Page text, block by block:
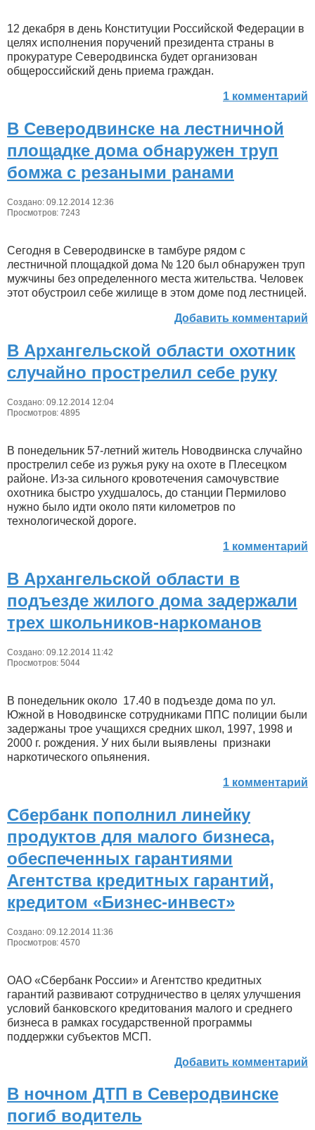
12 декабря в день Конституции Российской Федерации в
целях исполнения поручений президента страны в
прокуратуре Северодвинска будет организован
общероссийский день приема граждан.
1 комментарий
В Северодвинске на лестничной
площадке дома обнаружен труп
бомжа с резаными ранами
Создано: 09.12.2014 12:36
Просмотров: 7243
Сегодня в Северодвинске в тамбуре рядом с
лестничной площадкой дома № 120 был обнаружен труп
мужчины без определенного места жительства. Человек
этот обустроил себе жилище в этом доме под лестницей.
Добавить комментарий
В Архангельской области охотник
случайно прострелил себе руку
Создано: 09.12.2014 12:04
Просмотров: 4895
В понедельник 57-летний житель Новодвинска случайно
прострелил себе из ружья руку на охоте в Плесецком
районе. Из-за сильного кровотечения самочувствие
охотника быстро ухудшалось, до станции Пермилово
нужно было идти около пяти километров по
технологической дороге.
1 комментарий
В Архангельской области в
подъезде жилого дома задержали
трех школьников-наркоманов
Создано: 09.12.2014 11:42
Просмотров: 5044
В понедельник около 17.40 в подъезде дома по ул.
Южной в Новодвинске сотрудниками ППС полиции были
задержаны трое учащихся средних школ, 1997, 1998 и
2000 г. рождения. У них были выявлены признаки
наркотического опьянения.
1 комментарий
Сбербанк пополнил линейку
продуктов для малого бизнеса,
обеспеченных гарантиями
Агентства кредитных гарантий,
кредитом «Бизнес-инвест»
Создано: 09.12.2014 11:36
Просмотров: 4570
ОАО «Сбербанк России» и Агентство кредитных
гарантий развивают сотрудничество в целях улучшения
условий банковского кредитования малого и среднего
бизнеса в рамках государственной программы
поддержки субъектов МСП.
Добавить комментарий
В ночном ДТП в Северодвинске
погиб водитель